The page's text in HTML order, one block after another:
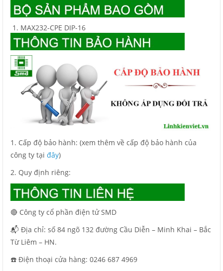
MAX232-CPE DIP-16
1. Cấp độ bảo hành: (xem thêm về cấp độ bảo hành của
công ty tại đây)
2. Quy định riêng:
🔴 Công ty cổ phần điện tử SMD
📬 Địa chỉ: số 84 ngõ 132 đường Cầu Diễn – Minh Khai – Bắc
Từ Liêm – HN.
☎️ Điện thoại cửa hàng: 0246 687 4969